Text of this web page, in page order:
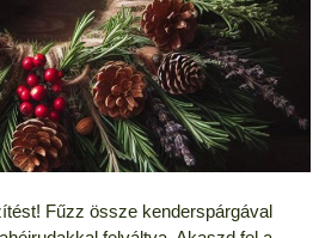
Fűzz össze kenderspárgával